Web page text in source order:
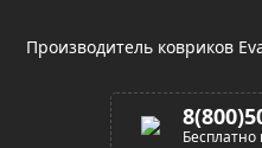
Производитель ковриков
Бесплатно